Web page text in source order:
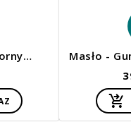
Masło -